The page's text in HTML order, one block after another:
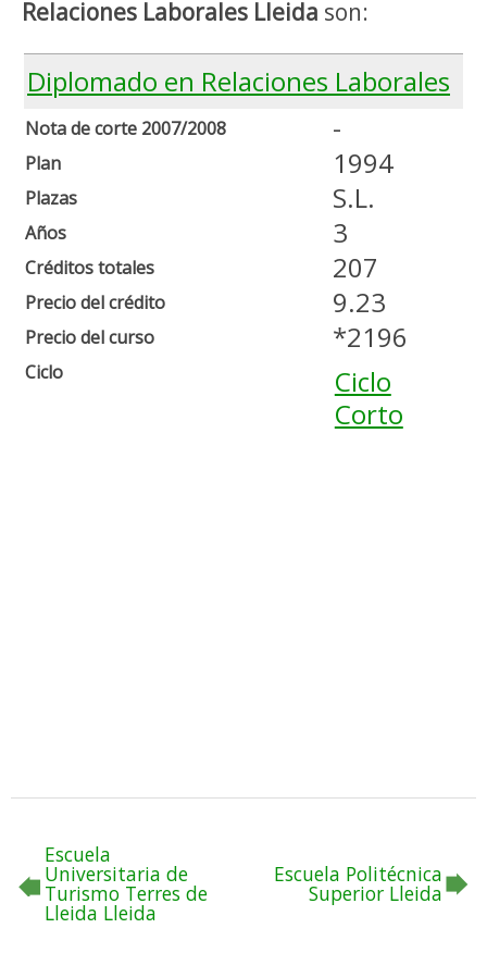
Relaciones Laborales Lleida son:
Diplomado en Relaciones Laborales
Nota de corte 2007/2008
Plan
Plazas
Años
Créditos totales
Precio del crédito
Precio del curso
Ciclo
-
1994
S.L.
3
207
9.23
*2196
Ciclo
Corto
Escuela
Universitaria de
Turismo Terres de
Lleida Lleida
Escuela Politécnica
Superior Lleida